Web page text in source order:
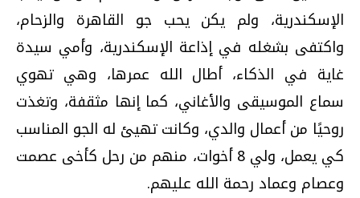
الإسكندرية، ولم يكن يحب جو القاهرة والزحام،
واكتفى بشغله في إذاعة الإسكندرية، وأمي سيدة
غاية في الذكاء، أطال الله عمرها، وهي تهوي
سماع الموسيقى والأغاني، كما إنها مثقفة، وتغذت
روحيًا من أعمال والدي، وكانت تهيئ له الجو المناسب
كي يعمل، ولي 8 أخوات، منهم من رحل كأخى عصمت
وعصام وعماد رحمة الله عليهم.